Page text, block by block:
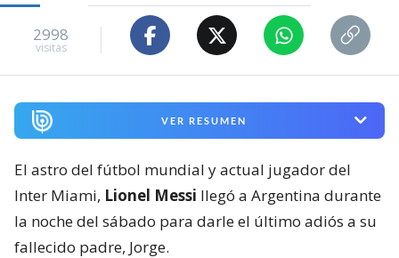
2998
visitas
VER RESUMEN
El astro del fútbol mundial y actual jugador del
Inter Miami, Lionel Messi llegó a Argentina durante
la noche del sábado para darle el último adiós a su
fallecido padre, Jorge.